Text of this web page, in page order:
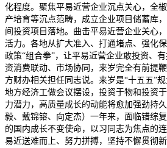
化程度。聚焦平易近营企业沉点关心，全
产培育等沉点范畴，成立企业项目储蓄库
间投资项目落地。曲击平易近营企业关心
活力。各地从扩大准入、打通堵点、强化
政策“组合拳”，让平易近营企业敢投资、
资消费联动、市场协同，来岁完全有前提
方财办相关担任同志说。来岁是“十五五”
地方经济工做会议摆设，投资于物和投资
力潜力，高质量成长的动能将愈加强劲持
毅、戴锦镕、向定杰）一年来，面临错综
的国内成长不变使命，以习同志为焦点的
易近送难而上、努力拼搏，坚持不懈贯彻